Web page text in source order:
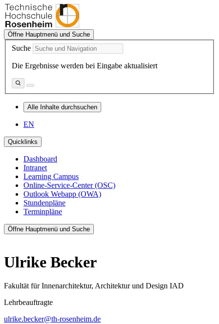
Öffne Hauptmenü und Suche
Suche
Die Ergebnisse werden bei Eingabe aktualisiert
Alle Inhalte durchsuchen
EN
Quicklinks
Dashboard
Intranet
Learning Campus
Online-Service-Center (OSC)
Outlook Webapp (OWA)
Stundenpläne
Terminpläne
Öffne Hauptmenü und Suche
Ulrike Becker
Fakultät für Innenarchitektur, Architektur und Design IAD
Lehrbeauftragte
ulrike.becker@th-rosenheim.de